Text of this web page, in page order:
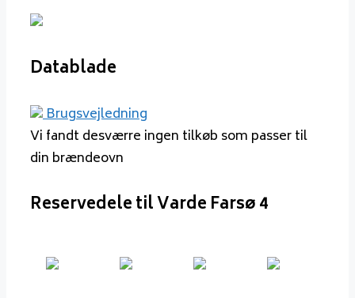
Datablade
Brugsvejledning
Vi fandt desværre ingen tilkøb som passer til
din brændeovn
Reservedele til Varde Farsø 4